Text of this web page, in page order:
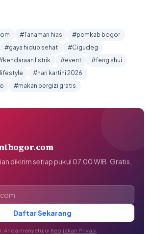
#Tanaman hias
#pemkab bogor
#gaya hidup sehat
#Cigudeg
listrik #event
#feng shui
#hari kartini 2026
#makan bergizi gratis
dikirim setiap pukul 07.00 WIB. Gratis,
Daftar Sekarang
Anda menyetujui Kebijakan Privasi